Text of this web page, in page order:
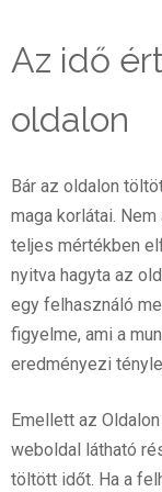
Az idő
oldalon
Bár az oldalon
maga korlátai.
teljes mértékben
nyitva hagyta az
egy felhasználó
figyelme, ami a
eredményezi
Emellett az
weboldal látható
töltött időt. Ha a